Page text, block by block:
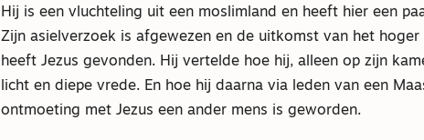
Hij is een vluchteling uit een moslimland en heeft hier een
Zijn asielverzoek is afgewezen en de uitkomst van het hoger
heeft Jezus gevonden. Hij vertelde hoe hij, alleen op zijn
licht en diepe vrede. En hoe hij daarna via leden van een
ontmoeting met Jezus een ander mens is geworden.